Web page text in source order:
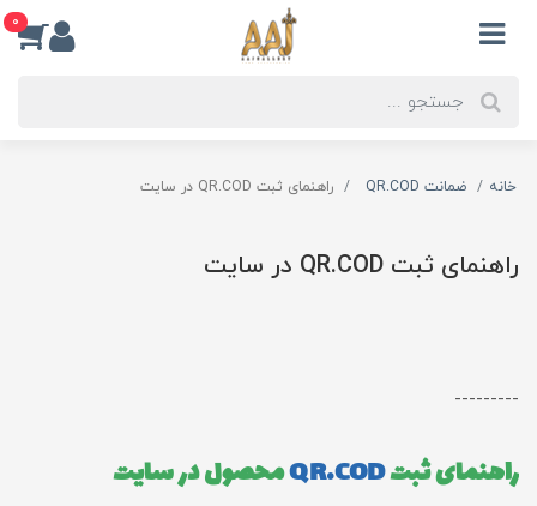
0
خانه ضمانت QR.COD راهنمای ثبت QR.COD در سایت
راهنمای ثبت QR.COD در سایت
---------
راهنمای ثبتQR.CODمحصول در سایت